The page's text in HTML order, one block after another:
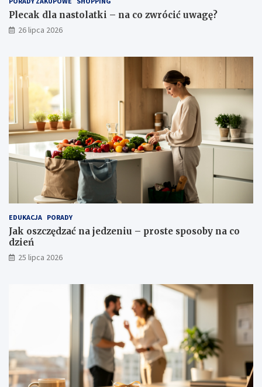
Plecak dla nastolatki – na co zwrócić uwagę?
26 lipca 2026
EDUKACJA PORADY
Jak oszczędzać na jedzeniu – proste sposoby na co
dzień
25 lipca 2026